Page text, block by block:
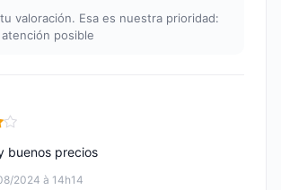
valoración. Esa es nuestra prioridad:
posible
5
2024 à 14h14
buenos precios